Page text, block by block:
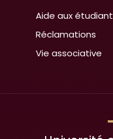
Aide aux
Réclamations
Vie associative